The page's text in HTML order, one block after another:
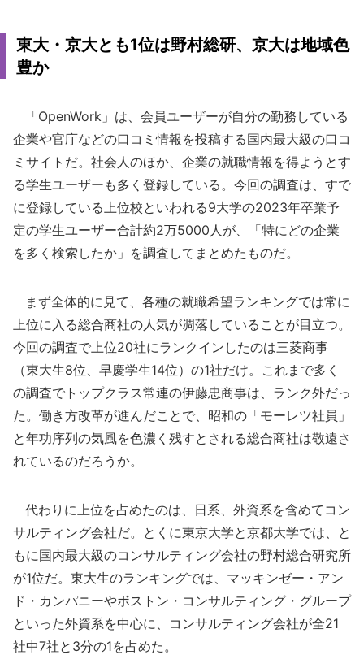
東大・京大とも1位は野村総研、京大は地域色
豊か
「OpenWork」は、会員ユーザーが自分の勤務している
企業や官庁などの口コミ情報を投稿する国内最大級の口コ
ミサイトだ。社会人のほか、企業の就職情報を得ようとす
る学生ユーザーも多く登録している。今回の調査は、すで
に登録している上位校といわれる9大学の2023年卒業予
定の学生ユーザー合計約2万5000人が、「特にどの企業
を多く検索したか」を調査してまとめたものだ。
まず全体的に見て、各種の就職希望ランキングでは常に
上位に入る総合商社の人気が凋落していることが目立つ。
今回の調査で上位20社にランクインしたのは三菱商事
（東大生8位、早慶学生14位）の1社だけ。これまで多く
の調査でトップクラス常連の伊藤忠商事は、ランク外だっ
た。働き方改革が進んだことで、昭和の「モーレツ社員」
と年功序列の気風を色濃く残すとされる総合商社は敬遠さ
れているのだろうか。
代わりに上位を占めたのは、日系、外資系を含めてコン
サルティング会社だ。とくに東京大学と京都大学では、と
もに国内最大級のコンサルティング会社の野村総合研究所
が1位だ。東大生のランキングでは、マッキンゼー・アン
ド・カンパニーやボストン・コンサルティング・グループ
といった外資系を中心に、コンサルティング会社が全21
社中7社と3分の1を占めた。